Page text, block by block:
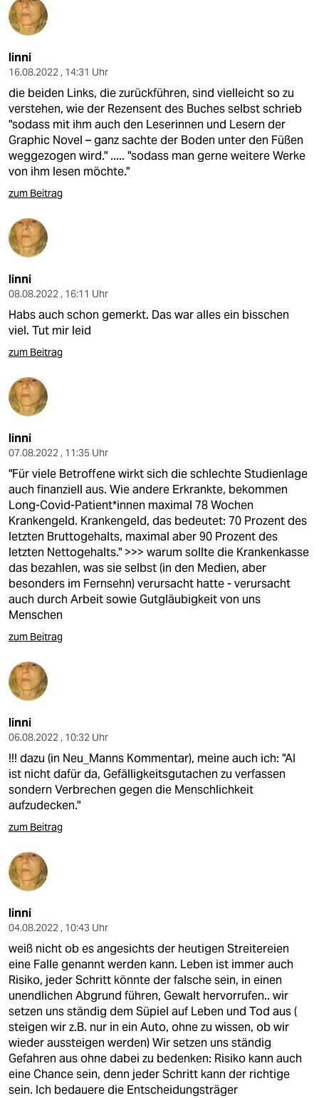
linni
16.08.2022 , 14:31 Uhr
die beiden Links, die zurückführen, sind vielleicht so zu
verstehen, wie der Rezensent des Buches selbst schrieb
"sodass mit ihm auch den Leserinnen und Lesern der
Graphic Novel – ganz sachte der Boden unter den Füßen
weggezogen wird." ..... "sodass man gerne weitere Werke
von ihm lesen möchte."
zum Beitrag
linni
08.08.2022 , 16:11 Uhr
Habs auch schon gemerkt. Das war alles ein bisschen
viel. Tut mir leid
zum Beitrag
linni
07.08.2022 , 11:35 Uhr
"Für viele Betroffene wirkt sich die schlechte Studienlage
auch finanziell aus. Wie andere Erkrankte, bekommen
Long-Covid-Pa­ti­en­t*in­nen maximal 78 Wochen
Krankengeld. Krankengeld, das bedeutet: 70 Prozent des
letzten Bruttogehalts, maximal aber 90 Prozent des
letzten Nettogehalts." >>> warum sollte die Krankenkasse
das bezahlen, was sie selbst (in den Medien, aber
besonders im Fernsehn) verursacht hatte - verursacht
auch durch Arbeit sowie Gutgläubigkeit von uns
Menschen
zum Beitrag
linni
06.08.2022 , 10:32 Uhr
!!! dazu (in Neu_Manns Kommentar), meine auch ich: "AI
ist nicht dafür da, Gefälligkeitsgutachen zu verfassen
sondern Verbrechen gegen die Menschlichkeit
aufzudecken."
zum Beitrag
linni
04.08.2022 , 10:43 Uhr
weiß nicht ob es angesichts der heutigen Streitereien
eine Falle genannt werden kann. Leben ist immer auch
Risiko, jeder Schritt könnte der falsche sein, in einen
unendlichen Abgrund führen, Gewalt hervorrufen.. wir
setzen uns ständig dem Süpiel auf Leben und Tod aus (
steigen wir z.B. nur in ein Auto, ohne zu wissen, ob wir
wieder aussteigen werden) Wir setzen uns ständig
Gefahren aus ohne dabei zu bedenken: Risiko kann auch
eine Chance sein, denn jeder Schritt kann der richtige
sein. Ich bedauere die Entscheidungsträger